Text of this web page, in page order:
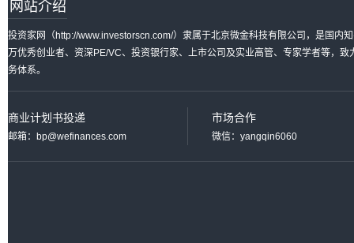
网站介绍
投资家网（http://www.investorscn.com/）隶属于北京微金科技有限公司，是国内
万优秀创业者、资深PE/VC、投资银行家、上市公司及实业高管、专家学者等，
务体系。
商业计划书投递
邮箱：bp@wefinances.com
市场合作
微信：yangqin6060